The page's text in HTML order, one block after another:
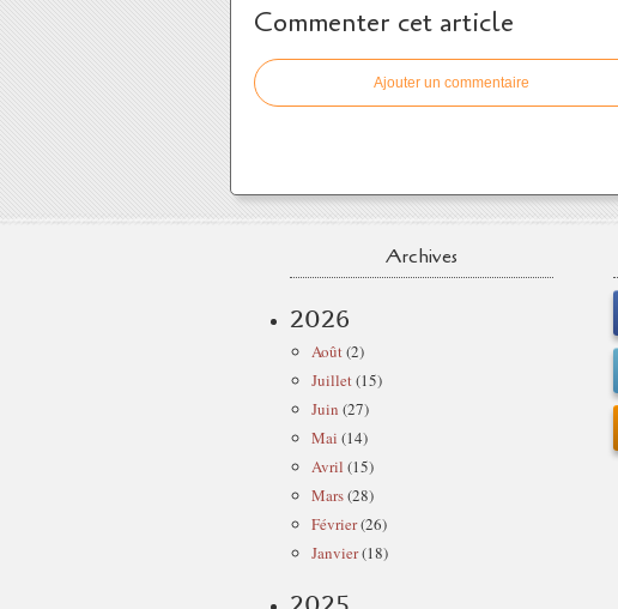
Commenter cet article
Ajouter un commentaire
Archives
2026
Août(2)
Juillet(15)
Juin (27)
Mai (14)
Avril (15)
Mars(28)
Février(26)
Janvier(18)